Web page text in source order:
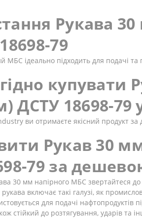
Рукава
79
МБС ідеально підходить для подачі
купувати
ДСТУ 18698-79
ви отримаєте якісний продукт
Рукав 30
79 за
30 мм напірного МБС звертайтеся
включає такі галузі, як
для подачі
стійкий до розтягування, ударів